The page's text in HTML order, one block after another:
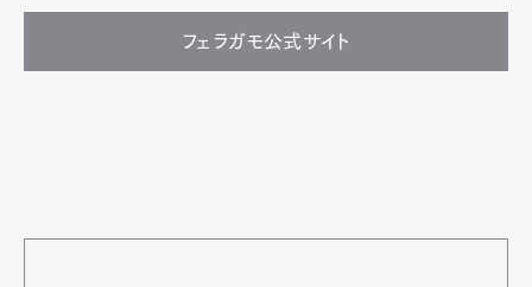
フェラガモ公式サイト